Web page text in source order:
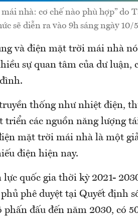
nhà: cơ chế nào phù hợp” do
sẽ diễn ra vào 9h sáng ngày 10/
và điện mặt trời mái nhà
sự quan tâm của dư luận,
thống như nhiệt điện,
các nguồn năng lượng
mặt trời mái nhà là một
điện hiện nay.
quốc gia thời kỳ 2021-
phê duyệt tại Quyết định
đấu đến năm 2030, có